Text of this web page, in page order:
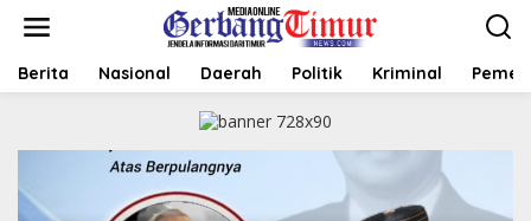
t
Berita Nasional Daerah Politik Kriminal